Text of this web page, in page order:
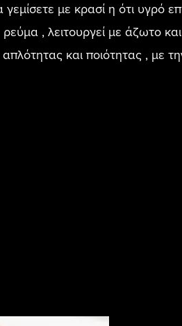
με κρασί η ότι υγρό
ρεύμα , λειτουργεί με άζωτο
απλότητας και ποιότητας , με